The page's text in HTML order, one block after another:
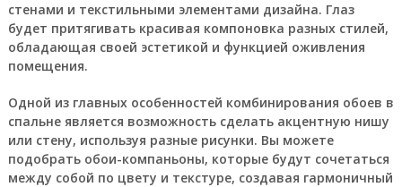
стенами и текстильными элементами дизайна. Глаз
будет притягивать красивая компоновка разных стилей,
обладающая своей эстетикой и функцией оживления
помещения.
Одной из главных особенностей комбинирования обоев в
спальне является возможность сделать акцентную нишу
или стену, используя разные рисунки. Вы можете
подобрать обои-компаньоны, которые будут сочетаться
между собой по цвету и текстуре, создавая гармоничный